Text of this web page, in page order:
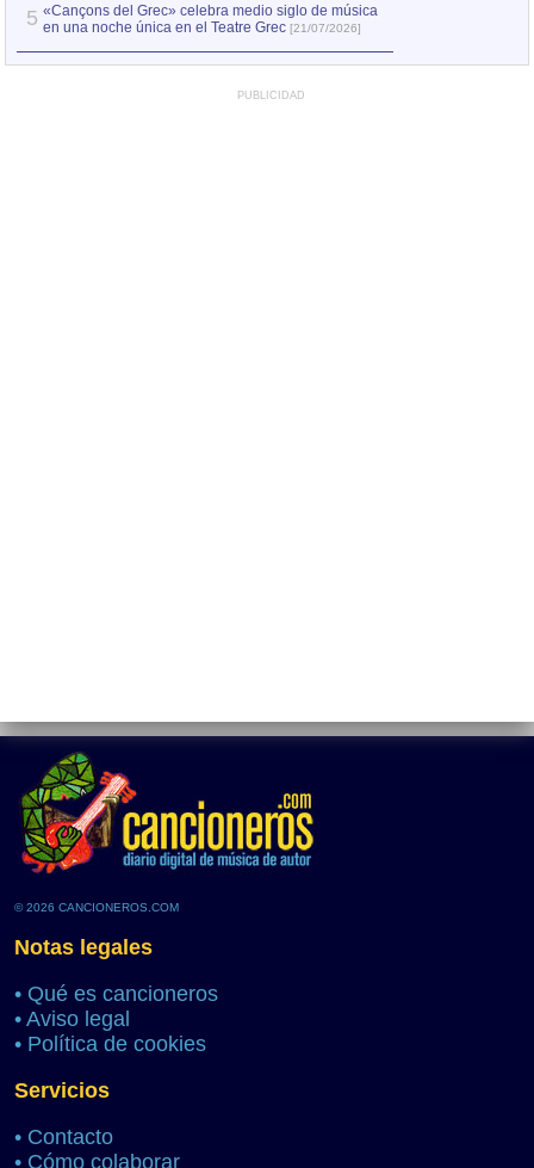
5 «Cançons del Grec» celebra medio siglo de música
en una noche única en el Teatre Grec [21/07/2026]
PUBLICIDAD
© 2026 CANCIONEROS.COM
Notas legales
• Qué es cancioneros
• Aviso legal
• Política de cookies
Servicios
• Contacto
• Cómo colaborar